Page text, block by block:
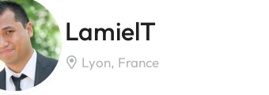
LamielT
Lyon, France